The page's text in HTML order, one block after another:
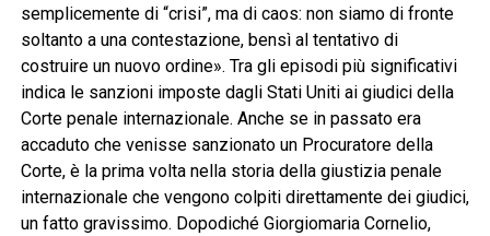
semplicemente di “crisi”, ma di caos: non siamo di fronte
soltanto a una contestazione, bensì al tentativo di
costruire un nuovo ordine». Tra gli episodi più significativi
indica le sanzioni imposte dagli Stati Uniti ai giudici della
Corte penale internazionale. Anche se in passato era
accaduto che venisse sanzionato un Procuratore della
Corte, è la prima volta nella storia della giustizia penale
internazionale che vengono colpiti direttamente dei giudici,
un fatto gravissimo. Dopodiché Giorgiomaria Cornelio,